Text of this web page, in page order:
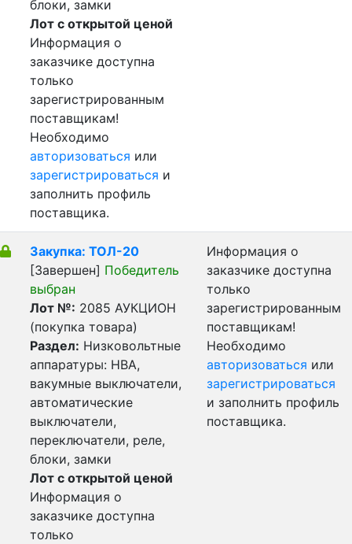
блоки, замки
Лот с открытой ценой
Информация о
заказчике доступна
только
зарегистрированным
поставщикам!
Необходимо
авторизоваться или
зарегистрироваться и
заполнить профиль
поставщика.
Закупка: ТОЛ-20
[Завершен] Победитель
выбран
Лот №: 2085 АУКЦИОН
(покупка товара)
Раздел: Низковольтные
аппаратуры: НВА,
вакумные выключатели,
автоматические
выключатели,
переключатели, реле,
блоки, замки
Лот с открытой ценой
Информация о
заказчике доступна
только
Информация о
заказчике доступна
только
зарегистрированным
поставщикам!
Необходимо
авторизоваться или
зарегистрироваться
и заполнить профиль
поставщика.